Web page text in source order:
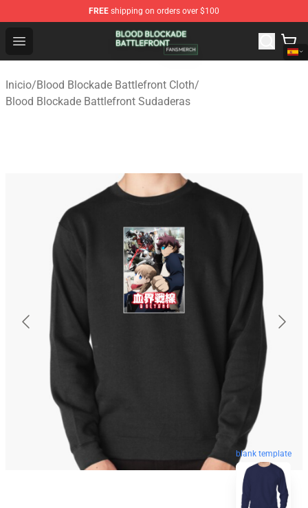
FREE shipping on orders over $100
Open menu
Blood Blockade Battlefront Shop - Official Blood
Inicio/Blood Blockade Battlefront Cloth/
Blood Blockade Battlefront Sudaderas
blank template